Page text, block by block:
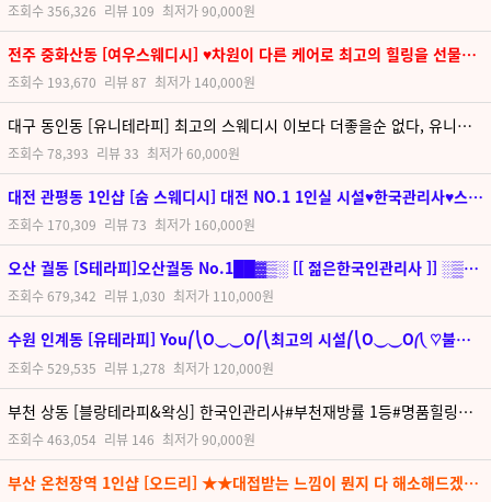
최저가90,000원
리뷰 109
조회수356,326
전주 중화산동 [여우스웨디시] ♥차원이 다른 케어로 최고의 힐링을 선물해드립니다!!♥
최저가 140,000원
리뷰87
조회수 193,670
대구 동인동 [유니테라피] 최고의 스웨디시 이보다 더좋을순 없다, 유니만의 특별한관리
최저가60,000원
리뷰33
조회수78,393
대전 관평동 1인샵 [숨 스웨디시] 대전 NO.1 1인실 시설♥한국관리사♥스웨디시 집중케어
최저가 160,000원
리뷰73
조회수 170,309
오산 궐동 [S테라피]오산궐동 No.1██▓▒░ [[ 젊은한국인관리사 ]] ░▒▓██ 편안한 휴식과 힐링
최저가 110,000원
리뷰 1,030
조회수679,342
수원 인계동 [유테라피] You⎛⎝O⏝⏝O⎛⎝최고의 시설⎛⎝O⏝⏝O⎛⎝ ♡불만제로명품샵♡ 스웨디시&로미로미&릴렉싱&감성테라피
최저가 120,000원
리뷰 1,278
조회수529,535
부천 상동 [블랑테라피&왁싱] 한국인관리사#부천재방률 1등#명품힐링테라피
최저가90,000원
리뷰 146
조회수463,054
부산 온천장역 1인샵 [오드리] ★★대접받는 느낌이 뭔지 다 해소해드겠습니다★★ 약속드립니다